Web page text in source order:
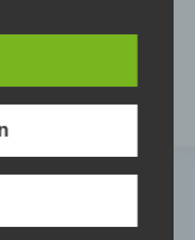
möchte unser
Art, Umfang
genutzten und
Daten
Personen
über die ihnen